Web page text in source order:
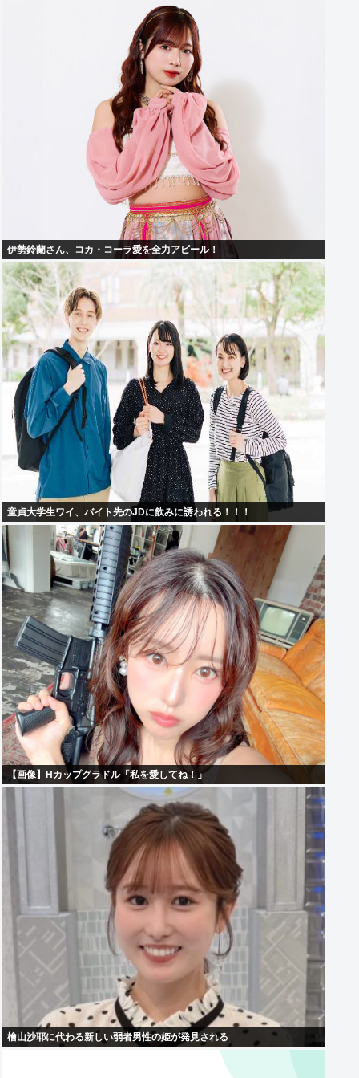
伊勢鈴蘭さん、コカ・コーラ愛を全力アピール！
童貞大学生ワイ、バイト先のJDに飲みに誘われる！！！
【画像】Hカップグラドル「私を愛してね！」
檜山沙耶に代わる新しい弱者男性の姫が発見される